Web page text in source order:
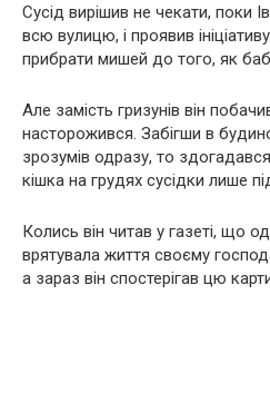
Сусід вирішив не чекати, поки
всю вулицю, і проявив
прибрати мишей до того, як
Але замість гризунів він
насторожився. Забігши в
зрозумів одразу, то
кішка на грудях сусідки лише
Колись він читав у газеті, що
врятувала життя своєму
а зараз він спостерігав цю